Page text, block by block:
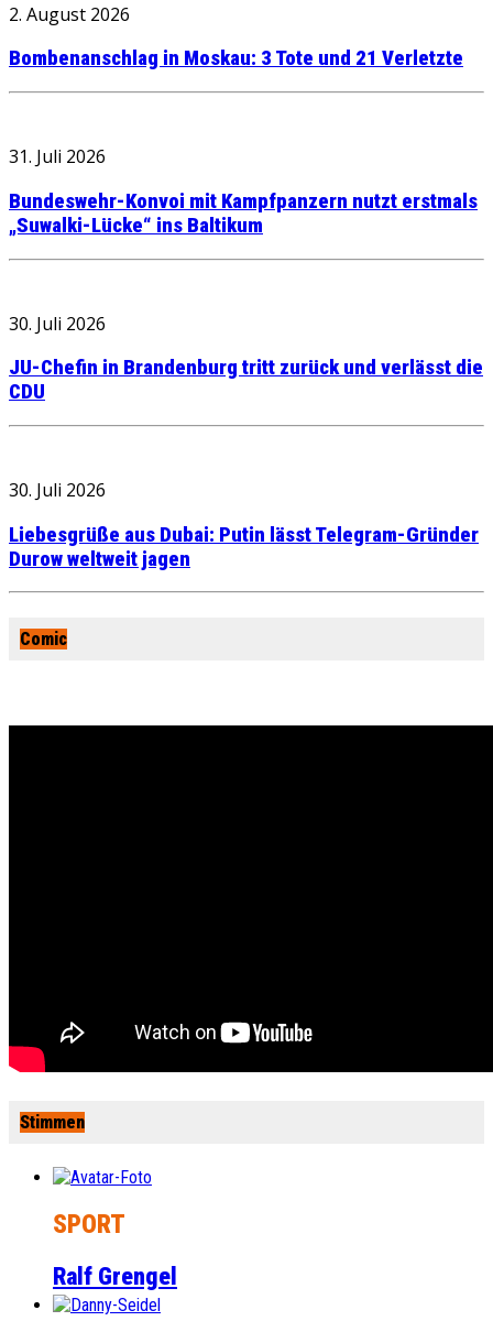
2. August 2026
Bombenanschlag in Moskau: 3 Tote und 21 Verletzte
31. Juli 2026
Bundeswehr-Konvoi mit Kampfpanzern nutzt erstmals
„Suwalki-Lücke“ ins Baltikum
30. Juli 2026
JU-Chefin in Brandenburg tritt zurück und verlässt die
CDU
30. Juli 2026
Liebesgrüße aus Dubai: Putin lässt Telegram-Gründer
Durow weltweit jagen
Comic
Stimmen
SPORT
Ralf Grengel